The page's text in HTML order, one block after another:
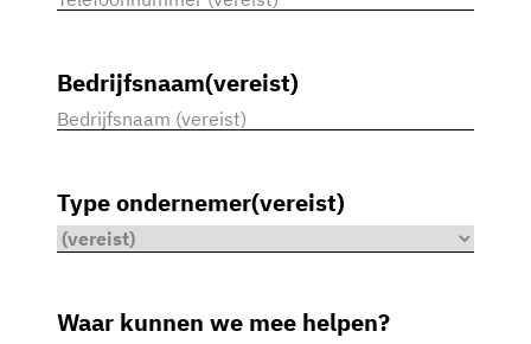
Bedrijfsnaam(vereist)
Type ondernemer(vereist)
Waar kunnen we mee helpen?